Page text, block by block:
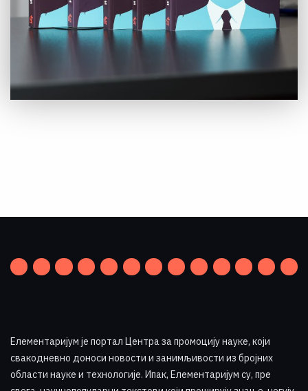
Елементаријум је портал Центра за промоцију науке, који
свакодневно доноси новости и занимљивости из бројних
области науке и технологије. Ипак, Елементаријум су, пре